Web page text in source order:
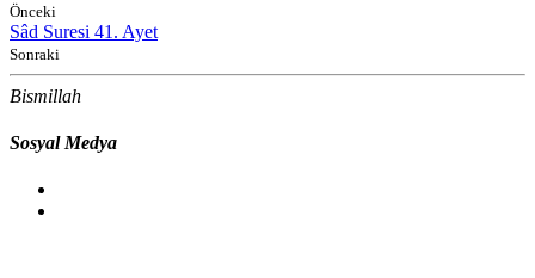
Önceki
Sâd Suresi 41. Ayet
Sonraki
Bismillah
Sosyal Medya